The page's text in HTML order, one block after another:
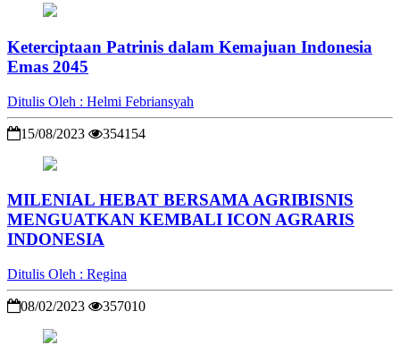
Keterciptaan Patrinis dalam Kemajuan Indonesia
Emas 2045
Ditulis Oleh : Helmi Febriansyah
15/08/2023 354154
MILENIAL HEBAT BERSAMA AGRIBISNIS
MENGUATKAN KEMBALI ICON AGRARIS
INDONESIA
Ditulis Oleh : Regina
08/02/2023 357010